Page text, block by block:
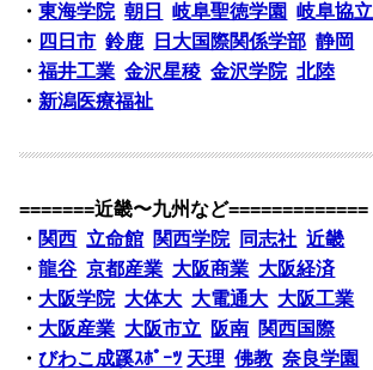
・東海学院 朝日 岐阜聖徳学園
岐阜協立
・ 四日市 鈴鹿 日大国際関係学部 静岡
・福井工業 金沢星稜 金沢学院 北陸
・ 新潟医療福祉
=======近畿〜九州など=============
・ 関西 立命館 関西学院 同志社 近畿
・龍谷 京都産業 大阪商業 大阪経済
・ 大阪学院 大体大 大電通大 大阪工業
・ 大阪産業 大阪市立 阪南 関西国際
・びわこ成蹊ｽﾎﾟｰﾂ 天理 佛教 奈良学園